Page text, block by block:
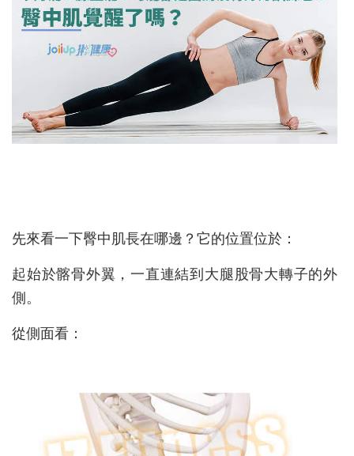
先來看一下臀中肌長在哪邊？它的位置位於：
起始於髂骨外翼，一直連結到大腿股骨大轉子的外
側。
從側面看：